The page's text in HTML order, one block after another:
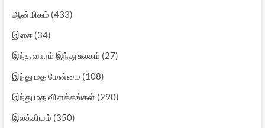
ஆன்மிகம் (433)
இசை(34)
இந்த வாரம் இந்து உலகம் (27)
இந்து மத மேன்மை (108)
இந்து மத விளக்கங்கள்(290)
இலக்கியம் (350)